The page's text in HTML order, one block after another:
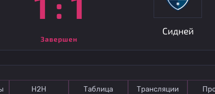
Завершен
Сидней
Н2Н Таблица Трансляции
Сидней